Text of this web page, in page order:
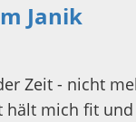
Janik
Zeit - nicht
hält mich fit